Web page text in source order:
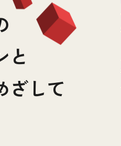
と
ざして